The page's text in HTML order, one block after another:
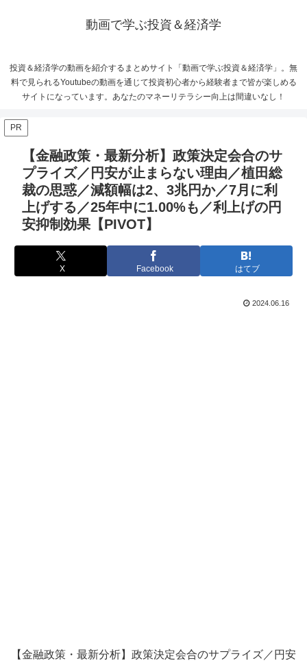
動画で学ぶ投資＆経済学
投資＆経済学の動画を紹介するまとめサイト「動画で学ぶ投資＆経済学」。無
料で見られるYoutubeの動画を通じて投資初心者から経験者まで皆が楽しめる
サイトになっています。あなたのマネーリテラシー向上は間違いなし！
PR
【金融政策・最新分析】政策決定会合のサ
プライズ／円安が止まらない理由／植田総
裁の思惑／減額幅は2、3兆円か／7月に利
上げする／25年中に1.00%も／利上げの円
安抑制効果【PIVOT】
X Facebook はてブ
2024.06.16
【金融政策・最新分析】政策決定会合のサプライズ／円安